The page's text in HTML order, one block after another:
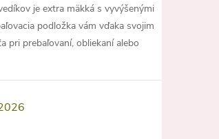
je extra mäkká s vyvýšenými
podložka vám vďaka svojim
pri prebaľovaní, obliekaní alebo